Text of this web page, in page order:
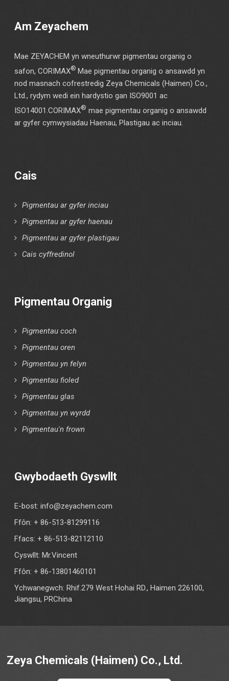
Am Zeyachem
Mae ZEYACHEM yn wneuthurwr pigmentau organig o
safon, CORIMAX®Mae pigmentau organig o ansawdd yn
nod masnach cofrestredig Zeya Chemicals (Haimen) Co.,
Ltd., rydym wedi ein hardystio gan ISO9001 ac
ISO14001.CORIMAX® mae pigmentau organig o ansawdd
ar gyfer cymwysiadau Haenau, Plastigau ac inciau.
Cais
Pigmentau ar gyfer inciau
Pigmentau ar gyfer haenau
Pigmentau ar gyfer plastigau
Cais cyffredinol
Pigmentau Organig
Pigmentau coch
Pigmentau oren
Pigmentau yn felyn
Pigmentau fioled
Pigmentau glas
Pigmentau yn wyrdd
Pigmentau'n frown
Gwybodaeth Gyswllt
E-bost:info@zeyachem.com
Ffôn: + 86-513-81299116
Ffacs: + 86-513-82112110
Cyswllt: Mr.Vincent
Ffôn: + 86-13801460101
Ychwanegwch: Rhif.279 West Hohai RD., Haimen 226100,
Jiangsu, PRChina
Zeya Chemicals (Haimen) Co., Ltd.